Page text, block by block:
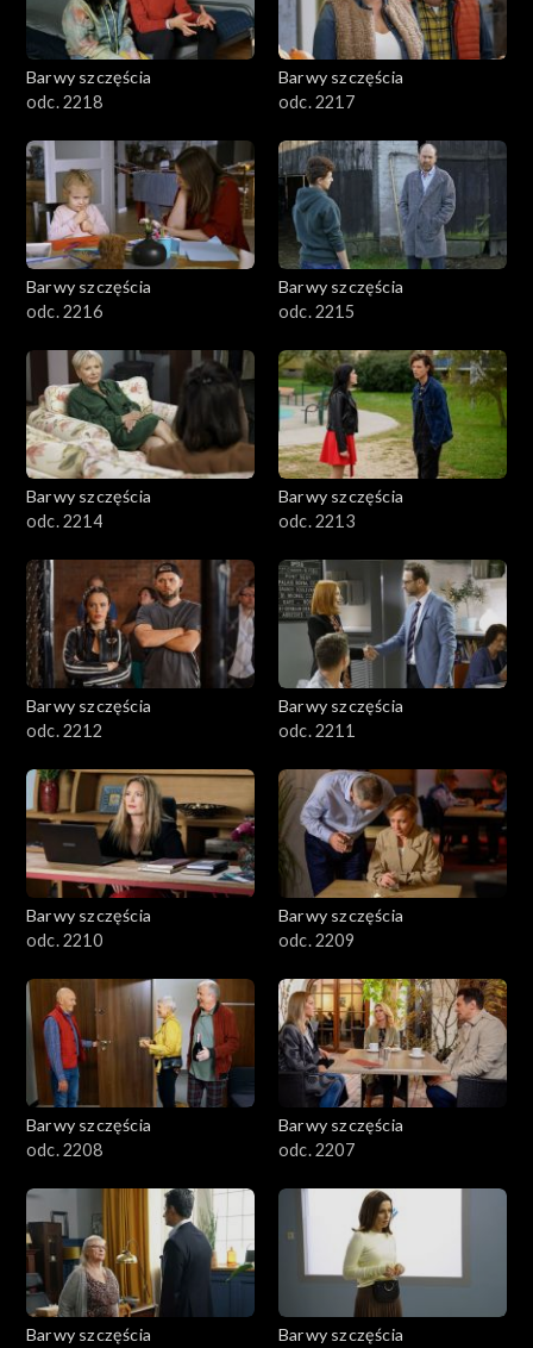
Barwy szczęścia
odc. 2218
Barwy szczęścia
odc. 2217
Barwy szczęścia
odc. 2216
Barwy szczęścia
odc. 2215
Barwy szczęścia
odc. 2214
Barwy szczęścia
odc. 2213
Barwy szczęścia
odc. 2212
Barwy szczęścia
odc. 2211
Barwy szczęścia
odc. 2210
Barwy szczęścia
odc. 2209
Barwy szczęścia
odc. 2208
Barwy szczęścia
odc. 2207
Barwy szczęścia
Barwy szczęścia